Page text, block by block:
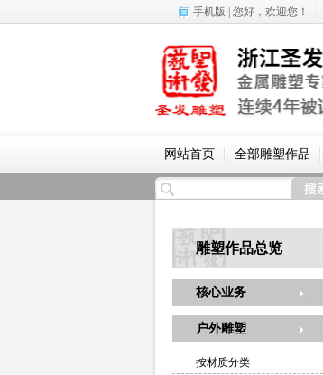
网站首页 全部雕塑作品
雕塑作品总览
核心业务
户外雕塑
按材质分类
手机版 | 您好， 欢迎您！